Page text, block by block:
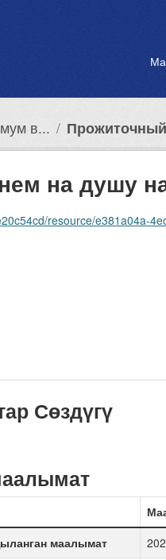
в...
на душу
resource/e381a04a-
Сөздүгү
маалымат